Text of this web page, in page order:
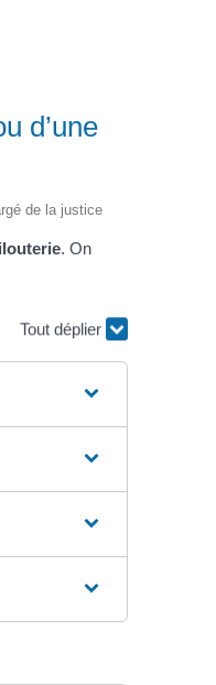
d’une
de la justice
. On
Tout déplier